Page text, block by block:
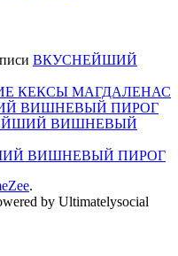
ВКУСНЕЙШИЙ
КЕКСЫ МАГДАЛЕНАС
ВИШНЕВЫЙ ПИРОГ
ВИШНЕВЫЙ
ВИШНЕВЫЙ ПИРОГ
.
by Ultimatelysocial